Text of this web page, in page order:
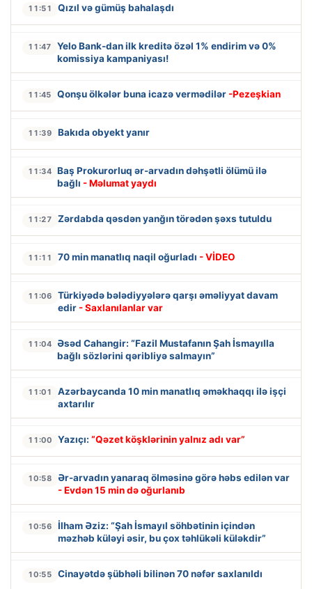
11:51 Qızıl və gümüş bahalaşdı
11:47
Yelo Bank-dan ilk kreditə özəl 1% endirim və 0%
komissiya kampaniyası!
11:45 Qonşu ölkələr buna icazə vermədilər -Pezeşkian
11:39 Bakıda obyekt yanır
11:34 Baş Prokurorluq ər-arvadın dəhşətli ölümü ilə
bağlı - Məlumat yaydı
11:27 Zərdabda qəsdən yanğın törədən şəxs tutuldu
11:11 70 min manatlıq naqil oğurladı - VİDEO
11:06
Türkiyədə bələdiyyələrə qarşı əməliyyat davam
edir - Saxlanılanlar var
11:04
Əsəd Cahangir: “Fazil Mustafanın Şah İsmayılla
bağlı sözlərini qəribliyə salmayın”
11:01
Azərbaycanda 10 min manatlıq əməkhaqqı ilə işçi
axtarılır
11:00 Yazıçı: “Qəzet köşklərinin yalnız adı var”
10:58
Ər-arvadın yanaraq ölməsinə görə həbs edilən var
- Evdən 15 min də oğurlanıb
10:56
İlham Əziz: “Şah İsmayıl söhbətinin içindən
məzhəb küləyi əsir, bu çox təhlükəli küləkdir”
10:55 Cinayətdə şübhəli bilinən 70 nəfər saxlanıldı